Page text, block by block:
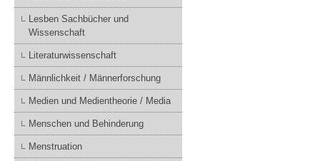
Lesben Sachbücher und
Wissenschaft
Literaturwissenschaft
Männlichkeit / Männerforschung
Medien und Medientheorie / Media
Menschen und Behinderung
Menstruation